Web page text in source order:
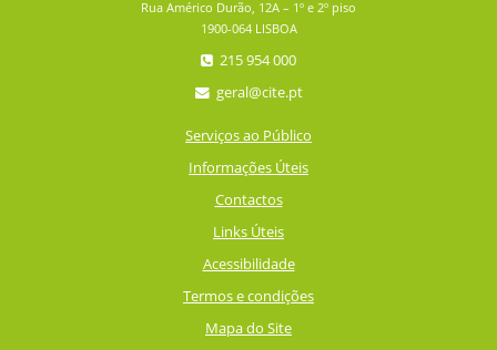
Rua Américo Durão, 12A – 1º e 2º piso
1900-064 LISBOA
215 954 000
geral@cite.pt
Serviços ao Público
Informações Úteis
Contactos
Links Úteis
Acessibilidade
Termos e condições
Mapa do Site